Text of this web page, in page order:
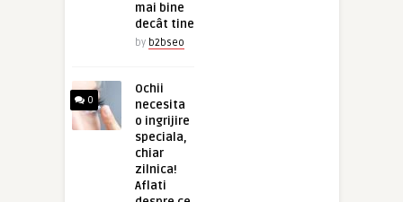
mai bine
decât tine
by b2bseo
0
Ochii
necesita
o ingrijire
speciala,
chiar
zilnica!
Aflati